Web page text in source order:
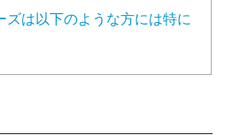
ズは以下のような方には特に